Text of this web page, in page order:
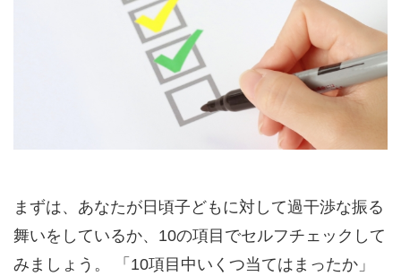
まずは、あなたが日頃子どもに対して過干渉な振る
舞いをしているか、10の項目でセルフチェックして
みましょう。 「10項目中いくつ当てはまったか」